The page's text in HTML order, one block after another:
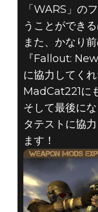
「WARS」の
うことができる
また、かなり
『Fallout:
に協力してく
MadCat221に
そして最後に
タテストに協
ます！